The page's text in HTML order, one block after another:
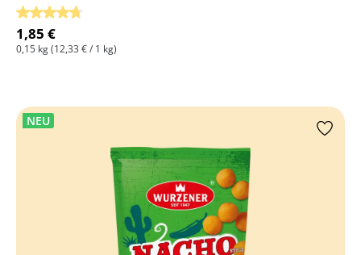
Durchschnittliche Bewertung von 4.75 von 5 Sternen
1,85 €
0,15 kg(12,33 € / 1 kg)
NEU